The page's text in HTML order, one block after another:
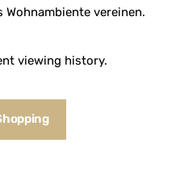
vereinen.
viewing history.